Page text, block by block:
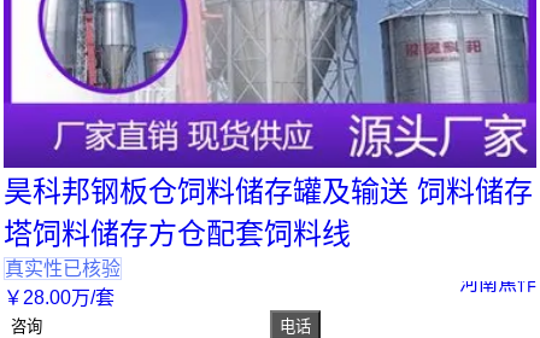
昊科邦钢板仓饲料储存罐及输送 饲料储存
塔饲料储存方仓配套饲料线
真实性已核验
￥ 28.00万/套
河南焦作
咨询 电话